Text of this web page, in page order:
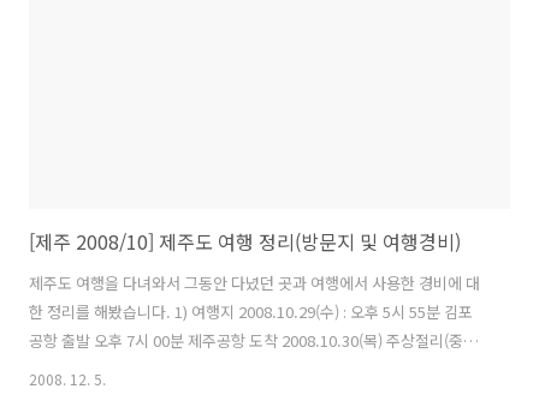
[제주 2008/10] 제주도 여행 정리(방문지 및 여행경비)
제주도 여행을 다녀와서 그동안 다녔던 곳과 여행에서 사용한 경비에 대
한 정리를 해봤습니다. 1) 여행지 2008.10.29(수) : 오후 5시 55분 김포
공항 출발 오후 7시 00분 제주공항 도착 2008.10.30(목) 주상절리(중문
관광단지) 여미지 식물원(중문관광단지) 천제연폭포(중문관광단지) 정방
2008. 12. 5.